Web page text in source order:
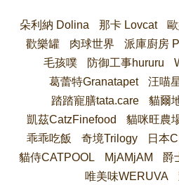
朵利納 Dolina 那卡 Lovcat
歡樂罐
肉球世界 派庫廚房
毛孩噗
防御工事hururu
葛蕾特Granatapet
汪喵
踏踏寵膳tata.care
貓爾
凱茲CatzFinefood
貓咪旺農
乖乖吃飯
奇境Trilogy 日本
貓侍CATPOOL
MjAMjAM 爵
唯美味WERUVA